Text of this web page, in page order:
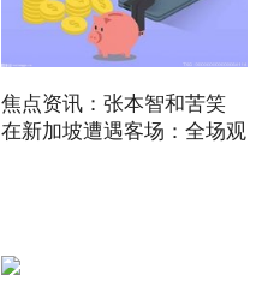
焦点资讯：张本智和苦笑
在新加坡遭遇客场：全场观